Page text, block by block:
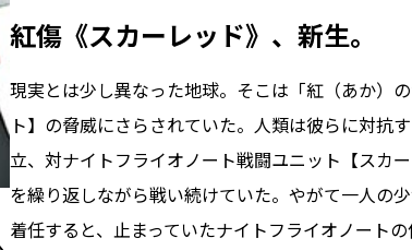
紅傷《スカーレッド》、新生。
現実とは少し異なった地球。そこは「紅（あか）
ト】の脅威にさらされていた。人類は彼らに対抗
立、対ナイトフライオノート戦闘ユニット【スカ
を繰り返しながら戦い続けていた。やがて一人の
着任すると、止まっていたナイトフライオノート